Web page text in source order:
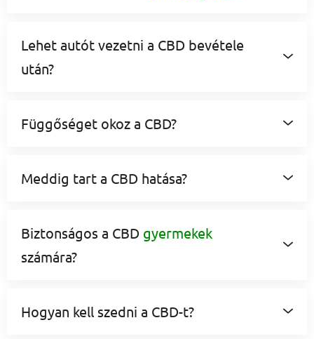
Lehet autót vezetni a CBD bevétele
után?
Függőséget okoz a CBD?
Meddig tart a CBD hatása?
Biztonságos a CBD gyermekek
számára?
Hogyan kell szedni a CBD-t?